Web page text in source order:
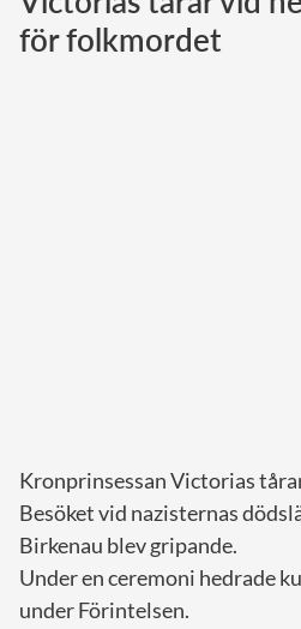
Norska
för folkmordet
Kronprinsessan Victorias
Besöket vid nazisternas
Birkenau blev gripande.
Under en ceremoni hedrade
under Förintelsen.